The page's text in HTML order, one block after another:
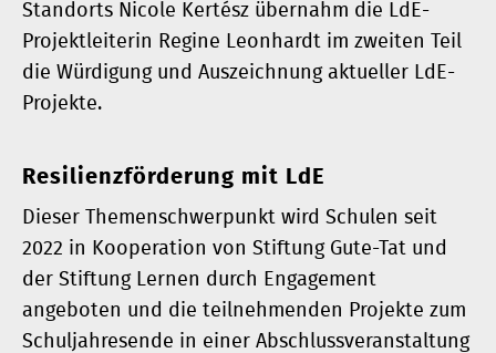
Standorts Nicole Kertész übernahm die LdE-
Projektleiterin Regine Leonhardt im zweiten Teil
die Würdigung und Auszeichnung aktueller LdE-
Projekte.
Resilienzförderung mit LdE
Dieser Themenschwerpunkt wird Schulen seit
2022 in Kooperation von Stiftung Gute-Tat und
der Stiftung Lernen durch Engagement
angeboten und die teilnehmenden Projekte zum
Schuljahresende in einer Abschlussveranstaltung